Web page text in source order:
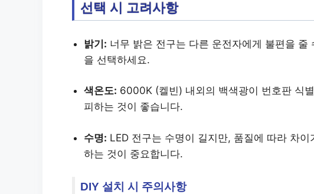
선택 시 고려사항
밝기: 너무 밝은 전구는 다른 운전자에게 불편을
을 선택하세요.
색온도: 6000K (켈빈) 내외의 백색광이 번호판 식
피하는 것이 좋습니다.
수명: LED 전구는 수명이 길지만, 품질에 따라 차
하는 것이 중요합니다.
DIY 설치 시 주의사항